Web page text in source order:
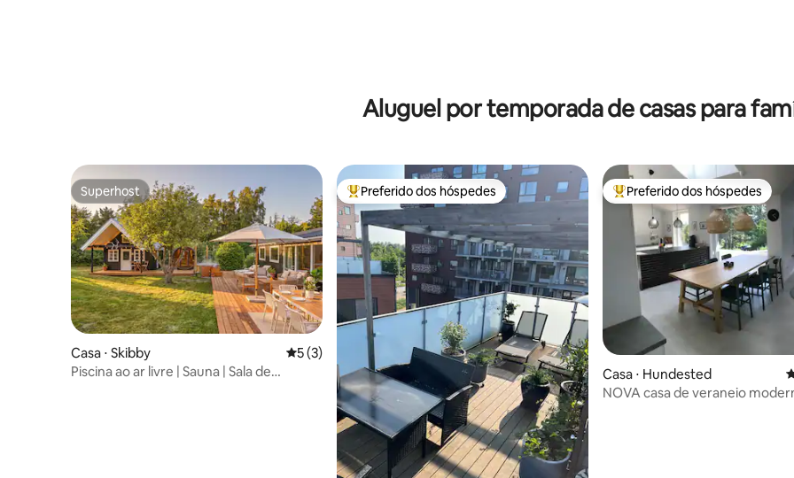
Aluguel por temporada de casas para
Superhost
Superhost
Casa ⋅ Skibby 5 de uma avaliação média de 5, 3 avaliações
5 (3)
Piscina ao ar livre | Sauna | Sala de
Entre os melhores preferidos dos hóspedes
Preferido dos hóspedes Entre os melhores preferidos
Preferido dos hóspedes
Casa ⋅ Hundested
NOVA casa de veraneio